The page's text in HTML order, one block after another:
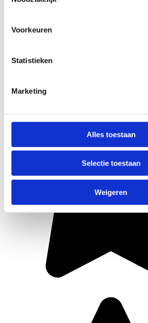
Voorkeuren
Statistieken
Marketing
Alles toestaan
Selectie toestaan
Weigeren